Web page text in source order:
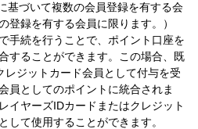
基づいて複数の会員登録を有する会
登録を有する会員に限ります。）
手続を行うことで、ポイント口座を
することができます。この場合、既
レジットカード会員として付与を受
員としてのポイントに統合されま
イヤーズIDカードまたはクレジット
して使用することができます。